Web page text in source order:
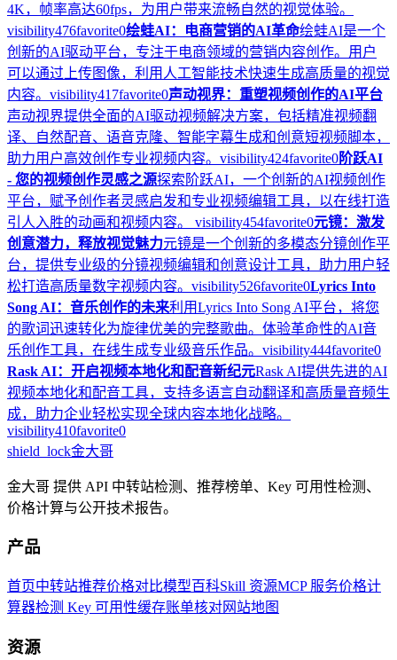
4K，帧率高达60fps，为用户带来流畅自然的视觉体验。
visibility476favorite0绘蛙AI：电商营销的AI革命绘蛙AI是一个
创新的AI驱动平台，专注于电商领域的营销内容创作。用户
可以通过上传图像，利用人工智能技术快速生成高质量的视觉
内容。 visibility417favorite0声动视界：重塑视频创作的AI平台
声动视界提供全面的AI驱动视频解决方案，包括精准视频翻
译、自然配音、语音克隆、智能字幕生成和创意短视频脚本，
助力用户高效创作专业视频内容。 visibility424favorite0阶跃AI
- 您的视频创作灵感之源探索阶跃AI，一个创新的AI视频创作
平台，赋予创作者灵感启发和专业视频编辑工具，以在线打造
引人入胜的动画和视频内容。 visibility454favorite0元镜：激发
创意潜力，释放视觉魅力元镜是一个创新的多模态分镜创作平
台，提供专业级的分镜视频编辑和创意设计工具，助力用户轻
松打造高质量数字视频内容。 visibility526favorite0Lyrics Into
Song AI：音乐创作的未来利用Lyrics Into Song AI平台，将您
的歌词迅速转化为旋律优美的完整歌曲。体验革命性的AI音
乐创作工具，在线生成专业级音乐作品。 visibility444favorite0
Rask AI：开启视频本地化和配音新纪元Rask AI提供先进的AI
视频本地化和配音工具，支持多语言自动翻译和高质量音频生
成，助力企业轻松实现全球内容本地化战略。
visibility410favorite0
shield_lock金大哥
金大哥 提供 API 中转站检测、推荐榜单、Key 可用性检测、
价格计算与公开技术报告。
产品
首页中转站推荐价格对比模型百科Skill 资源MCP 服务价格计
算器检测 Key 可用性缓存账单核对网站地图
资源